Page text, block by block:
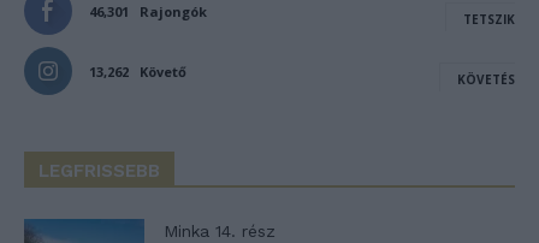
46,301 Rajongók TETSZIK
13,262 Követő KÖVETÉS
LEGFRISSEBB
Minka 14. rész